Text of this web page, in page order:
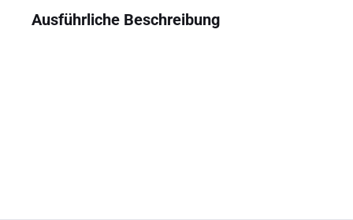
Ausführliche Beschreibung